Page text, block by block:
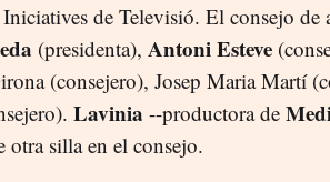
de Televisió. El consejo de
(presidenta), Antoni Esteve
(consejero), Josep Maria Martí
Lavinia --productora de
otra silla en el consejo.